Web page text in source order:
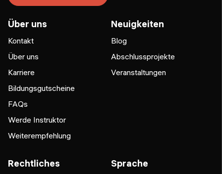
Über uns
Kontakt
Über uns
Karriere
Bildungsgutscheine
FAQs
Werde Instruktor
Weiterempfehlung
Neuigkeiten
Blog
Abschlussprojekte
Veranstaltungen
Rechtliches Sprache